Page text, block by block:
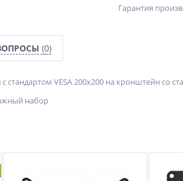
Гарантия
(0)
стандартом VESA 200x200 на кронштейн со
набор